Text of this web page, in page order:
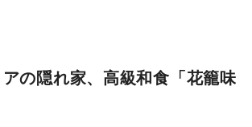
の隠れ家、高級和食「花籠味